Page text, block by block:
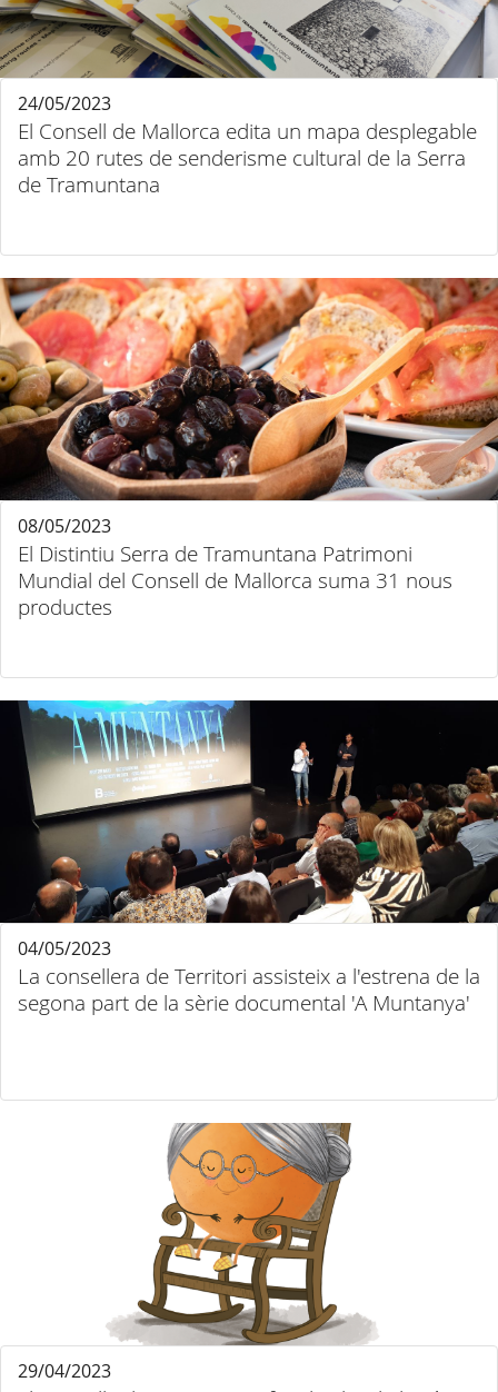
El Consell de Mallorca edita un mapa desplegable
amb 20 rutes de senderisme cultural de la Serra
de Tramuntana
24/05/2023
El Distintiu Serra de Tramuntana Patrimoni
Mundial del Consell de Mallorca suma 31 nous
productes
08/05/2023
La consellera de Territori assisteix a l'estrena de la
segona part de la sèrie documental 'A Muntanya'
04/05/2023
29/04/2023